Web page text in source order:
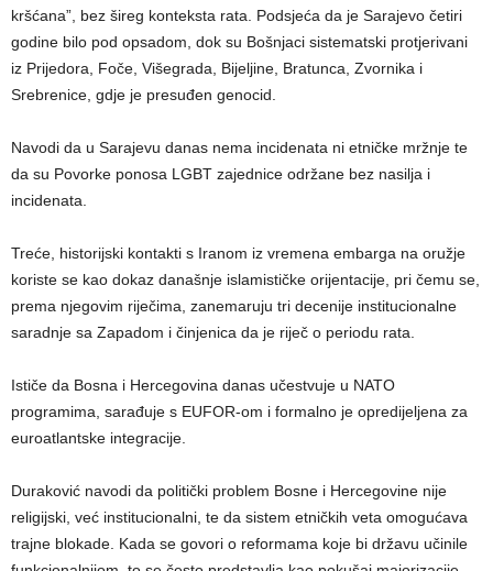
kršćana”, bez šireg konteksta rata. Podsjeća da je Sarajevo četiri
godine bilo pod opsadom, dok su Bošnjaci sistematski protjerivani
iz Prijedora, Foče, Višegrada, Bijeljine, Bratunca, Zvornika i
Srebrenice, gdje je presuđen genocid.
Navodi da u Sarajevu danas nema incidenata ni etničke mržnje te
da su Povorke ponosa LGBT zajednice održane bez nasilja i
incidenata.
Treće, historijski kontakti s Iranom iz vremena embarga na oružje
koriste se kao dokaz današnje islamističke orijentacije, pri čemu se,
prema njegovim riječima, zanemaruju tri decenije institucionalne
saradnje sa Zapadom i činjenica da je riječ o periodu rata.
Ističe da Bosna i Hercegovina danas učestvuje u NATO
programima, sarađuje s EUFOR-om i formalno je opredijeljena za
euroatlantske integracije.
Duraković navodi da politički problem Bosne i Hercegovine nije
religijski, već institucionalni, te da sistem etničkih veta omogućava
trajne blokade. Kada se govori o reformama koje bi državu učinile